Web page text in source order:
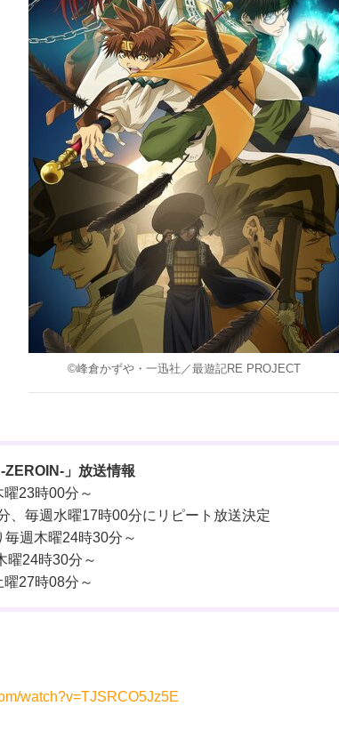
©峰倉かずや・一迅社／最遊記RE PROJECT
ZEROIN-」放送情報
23時00分～
、毎週水曜17時00分にリピート放送決定
週木曜24時30分～
曜24時30分～
27時08分～
watch?v=TJSRCO5Jz5E